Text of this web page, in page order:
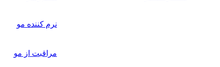
نرم کننده مو
مراقبت از مو